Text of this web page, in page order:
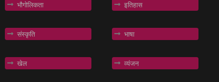
भौगोलिकता इतिहास
संस्कृति भाषा
खेल व्यंजन